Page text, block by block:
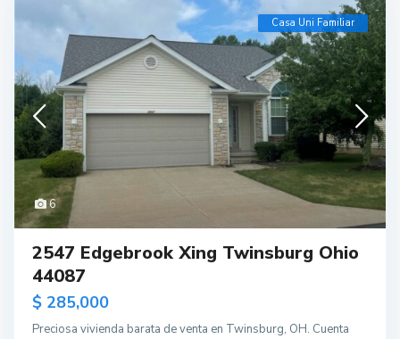
6
Casa Uni Familiar
2547 Edgebrook Xing Twinsburg Ohio
44087
$ 285,000
Preciosa vivienda barata de venta en Twinsburg, OH. Cuenta